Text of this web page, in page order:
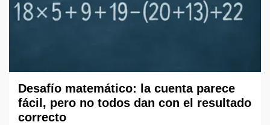
Desafío matemático: la cuenta parece
fácil, pero no todos dan con el resultado
correcto